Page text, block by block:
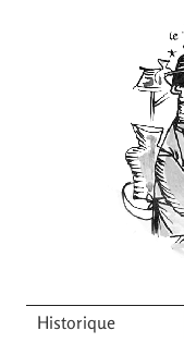
Historique